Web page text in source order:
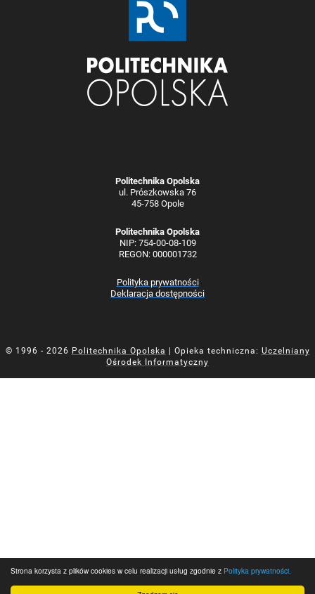
Strona korzysta z plików cookies w celu realizacji usług zgodnie z Polityka prywatności.
Politechnika Opolska
ul. Prószkowska 76
45-758 Opole
Politechnika Opolska
NIP: 754-00-08-109
REGON: 000001732
Polityka prywatności
Deklaracja dostępności
© 1996 - 2026 Politechnika Opolska | Opieka techniczna: Uczelniany
Ośrodek Informatyczny